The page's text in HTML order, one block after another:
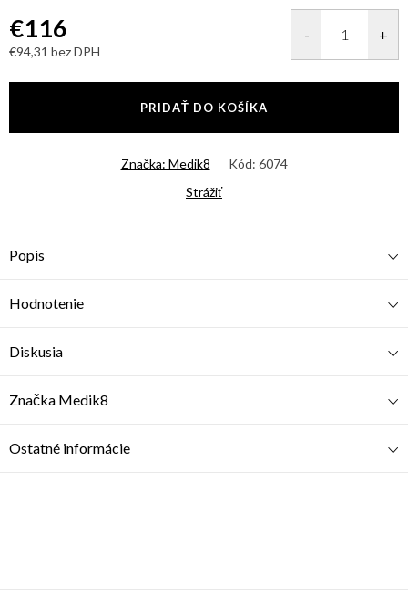
€116
€94,31 bez DPH
PRIDAŤ DO KOŠÍKA
Značka: Medik8 Kód: 6074
Strážiť
Popis
Hodnotenie
Diskusia
Značka Medik8
Ostatné informácie